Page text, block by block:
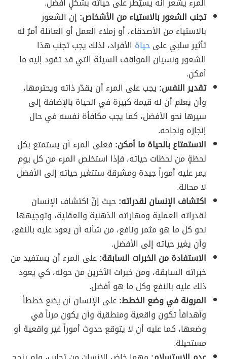
تجنب الشعور بالاستياء من الأشخاص: إن الشعور
بالاستياء من الأصدقاء، أو زملاء العمل أو العائلة أمرٌ له
تأثير سلبي علىحياة الأفراد، لذلك يجب تجنب هذا
الشعور ونسيان المواقف السيئة التي قد تقود إليه ما
أمكن.
تقدير النفس: يجب على المرء أن يقدّر ذاته ويحترمها،
وأن يعلم أن له قيمة كبيرة في الحياة بالإضافة إلى
سيرها نحو الأفضل، كما يجب مكافأة نفسه في حال
إنجازه ونجاحه.
الاستمتاع بالحياة ما أمكن: فعلى المرء أن يستمتع بكل
لحظةٍ من لحظات حياته، فإذا استخلص المرء من كل يوم
يمر عليه أموراً جيدة ومشرقة ستتغير حياته إلى الأفضل
لا محالة.
اكتشاف الإنسان لقدراته:حيث إنّ اكتشاف الإنسان
لقدراته العملية ومهاراته الذهنية والعقلية، وتوجيهها
نحو كل ما هو مثمر ونافع، من شأنه أن يعود عليه بالنفع،
وأن يغير حياته إلى الأفضل.
الاستفادة من الخبرات السابقة:على المرء أن يستفيد من
خبراته السابقة، ومن خبرات الآخرين من حوله، كي يعود
ذلك عليه بالنفع وكل ما هو أفضل.
المرونة في وضع الخطط:على الإنسان أن يضع خططاً
وأهدافاً تكون واقعية ومنطقية وأن يكون مرناً في
وضعها، كما عليه أن لا يتوقع حدوث أموراً غير واقعية أو
مستحيلة.